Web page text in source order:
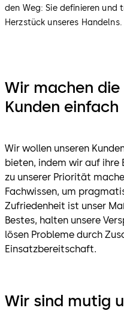
den Weg: Sie definieren und
Herzstück unseres Handelns.
Wir machen
Kunden einfach
Wir wollen unseren
bieten, indem wir auf ihre
zu unserer Priorität
Fachwissen, um
Zufriedenheit ist unser
Bestes, halten unsere
lösen Probleme durch
Einsatzbereitschaft.
Wir sind mutig